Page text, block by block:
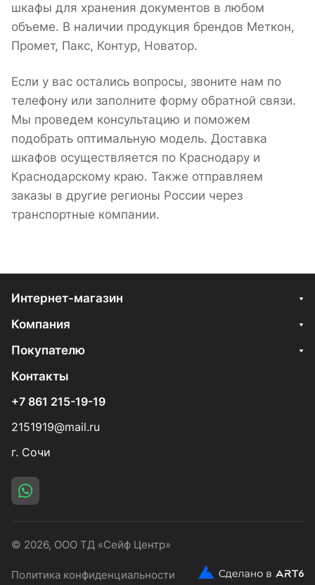
шкафы для хранения документов в любом
объеме. В наличии продукция брендов Меткон,
Промет, Пакс, Контур, Новатор.
Если у вас остались вопросы, звоните нам по
телефону или заполните форму обратной связи.
Мы проведем консультацию и поможем
подобрать оптимальную модель. Доставка
шкафов осуществляется по Краснодару и
Краснодарскому краю. Также отправляем
заказы в другие регионы России через
транспортные компании.
Интернет-магазин
Компания
Покупателю
Контакты
+7 861 215-19-19
2151919@mail.ru
г. Сочи
© 2026, ООО ТД «Сейф Центр»
Политика конфиденциальности